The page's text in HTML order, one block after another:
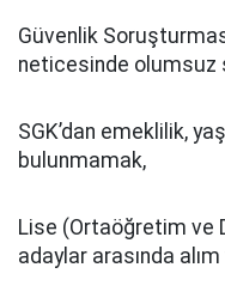
Güvenlik
neticesinde olumsuz
SGK’dan emeklilik,
bulunmamak,
Lise (Ortaöğretim ve
adaylar arasında